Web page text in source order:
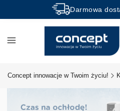
Darmowa
Rabaty -50% na
Concept innowacje w Twoim życiu!